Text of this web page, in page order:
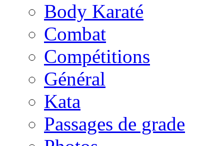
Body Karaté
Combat
Compétitions
Général
Kata
Passages de grade